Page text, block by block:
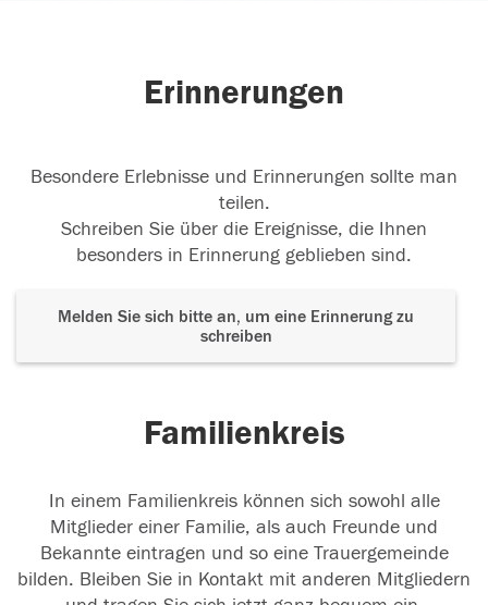
Erinnerungen
Besondere Erlebnisse und Erinnerungen sollte man
teilen.
Schreiben Sie über die Ereignisse, die Ihnen
besonders in Erinnerung geblieben sind.
Melden Sie sich bitte an, um eine Erinnerung zu
schreiben
Familienkreis
In einem Familienkreis können sich sowohl alle
Mitglieder einer Familie, als auch Freunde und
Bekannte eintragen und so eine Trauergemeinde
bilden. Bleiben Sie in Kontakt mit anderen Mitgliedern